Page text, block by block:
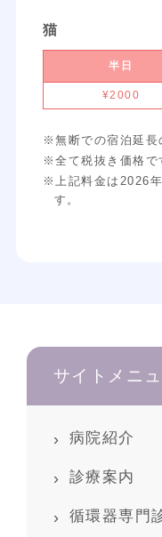
猫
半日
¥2000
※無断での宿泊延長
※全て税抜き価格で
※上記料金は2026
す。
サイトメニ
病院紹介
診療案内
循環器専門